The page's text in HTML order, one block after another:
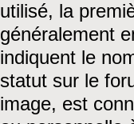
utilisé, la
généralement
indiquent le
statut sur le
image, est